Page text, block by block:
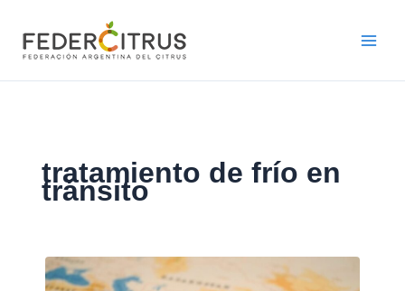
contenido
tratamiento de frío en
tránsito